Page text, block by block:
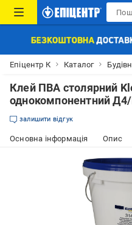
Епіцентр К Каталог
Клей ПВА столярний
однокомпонентний
залишити відгук
Основна інформація Опис